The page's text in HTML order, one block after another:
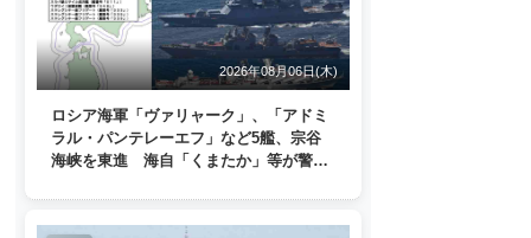
2026年08月06日(木)
ロシア海軍「ヴァリャーク」、「アドミ
ラル・パンテレーエフ」など5艦、宗谷
海峡を東進 海自「くまたか」等が警戒